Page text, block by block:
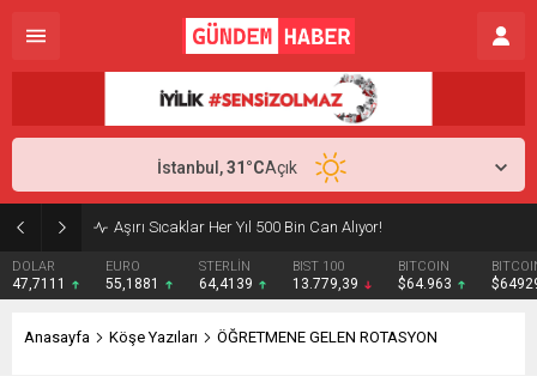
Aşırı Sıcaklar Her Yıl 500 Bin Can Alıyor!
DOLAR
47,7111
EURO
55,1881
STERLİN
64,4139
BIST 100
13.779,39
BITCOIN
$64.963
İstanbul,31°CAçık
Anasayfa Köşe Yazıları ÖĞRETMENE GELEN ROTASYON